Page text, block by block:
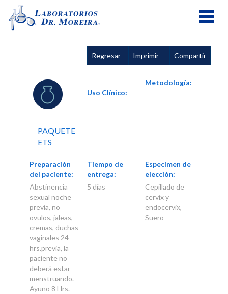
Regresar Imprimir Compartir
PAQUETE
ETS
Uso Clínico:
Metodología:
Preparación
del paciente:
Abstinencia
sexual noche
previa, no
ovulos, jaleas,
cremas, duchas
vaginales 24
hrs.previa, la
paciente no
deberá estar
menstruando.
Ayuno 8 Hrs.
Tiempo de
entrega:
5 días
Especímen de
elección:
Cepillado de
cervix y
endocervix,
Suero